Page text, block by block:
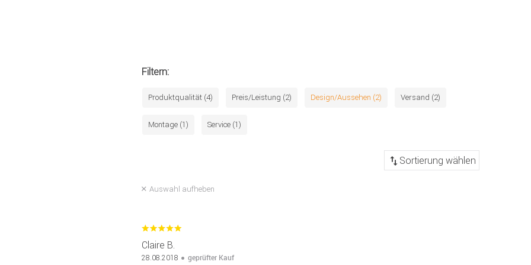
Filtern:
Produktqualität (4) Preis/Leistung (2) Design/Aussehen (2) Versand (2)
Montage (1) Service (1)
Auswahl aufheben
Claire B.
28.08.2018 geprüfter Kauf